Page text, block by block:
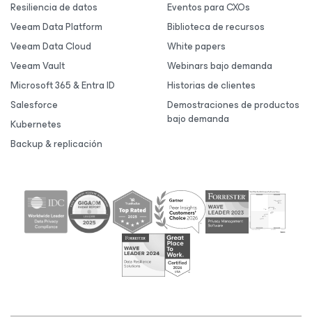
Resiliencia de datos
Veeam Data Platform
Veeam Data Cloud
Veeam Vault
Microsoft 365 & Entra ID
Salesforce
Kubernetes
Backup & replicación
Eventos para CXOs
Biblioteca de recursos
White papers
Webinars bajo demanda
Historias de clientes
Demostraciones de productos
bajo demanda